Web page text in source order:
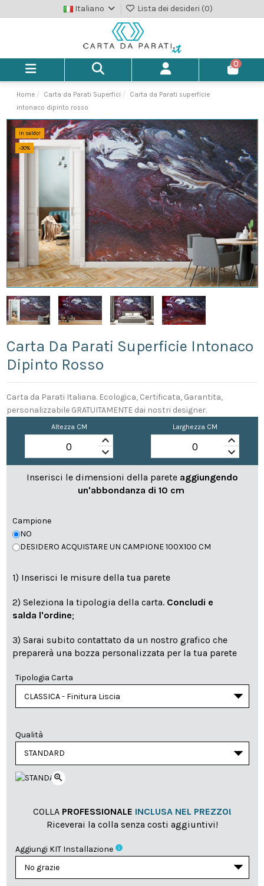
Italiano Lista dei desideri (0)
0
Home Carta da Parati Superfici
Carta da Parati superficie
intonaco dipinto rosso
In saldo!
-30%
Carta Da Parati Superficie Intonaco
Dipinto Rosso
Carta da Parati Italiana. Ecologica, Certificata, Garantita,
personalizzabile GRATUITAMENTE dai nostri designer.
Altezza CM
keyboard_arrow_up
keyboard_arrow_down
Larghezza CM
keyboard_arrow_up
keyboard_arrow_down
Inserisci le dimensioni della parete aggiungendo
un'abbondanza di 10 cm
Campione
NO
DESIDERO ACQUISTARE UN CAMPIONE 100X100 CM
1) Inserisci le misure della tua parete
2) Seleziona la tipologia della carta. Concludi e
salda l'ordine;
3) Sarai subito contattato da un nostro grafico che
preparerà una bozza personalizzata per la tua parete
Tipologia Carta
Qualità
zoom_in
COLLA PROFESSIONALE INCLUSA NEL PREZZO!
Riceverai la colla senza costi aggiuntivi!
Aggiungi KIT Installazione info